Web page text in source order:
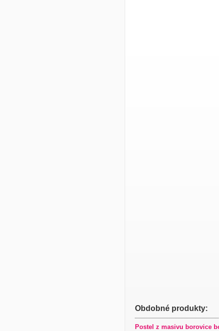
Obdobné produkty:
Postel z masivu borovice